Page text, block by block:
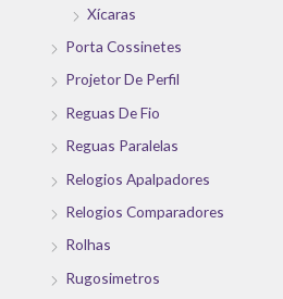
Xícaras
Porta Cossinetes
Projetor De Perfil
Reguas De Fio
Reguas Paralelas
Relogios Apalpadores
Relogios Comparadores
Rolhas
Rugosimetros